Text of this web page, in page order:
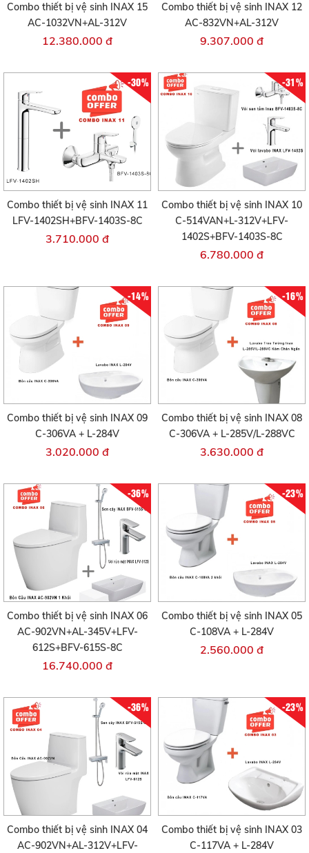
Combo thiết bị vệ sinh INAX 15
AC-1032VN+AL-312V
12.380.000 đ
Combo thiết bị vệ sinh INAX 12
AC-832VN+AL-312V
9.307.000 đ
-30%
Combo thiết bị vệ sinh INAX 11
LFV-1402SH+BFV-1403S-8C
3.710.000 đ
-31%
Combo thiết bị vệ sinh INAX 10
C-514VAN+L-312V+LFV-
1402S+BFV-1403S-8C
6.780.000 đ
-14%
Combo thiết bị vệ sinh INAX 09
C-306VA + L-284V
3.020.000 đ
-16%
Combo thiết bị vệ sinh INAX 08
C-306VA + L-285V/L-288VC
3.630.000 đ
-36%
Combo thiết bị vệ sinh INAX 06
AC-902VN+AL-345V+LFV-
612S+BFV-615S-8C
16.740.000 đ
-23%
Combo thiết bị vệ sinh INAX 05
C-108VA + L-284V
2.560.000 đ
-36%
Combo thiết bị vệ sinh INAX 04
AC-902VN+AL-312V+LFV-
-23%
Combo thiết bị vệ sinh INAX 03
C-117VA + L-284V